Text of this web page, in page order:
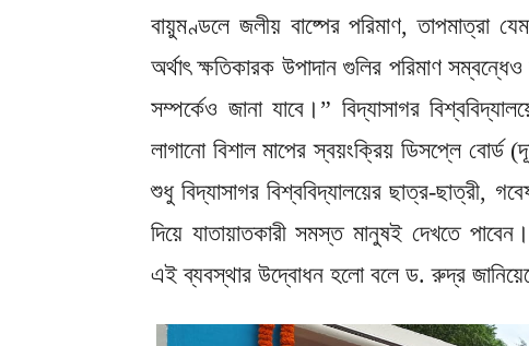
বায়ুমণ্ডলে জলীয় বাষ্পের পরিমাণ, তাপমাত্রা
অর্থাৎ ক্ষতিকারক উপাদান গুলির পরিমাণ
সম্পর্কেও জানা যাবে।” বিদ্যাসাগর
লাগানো বিশাল মাপের স্বয়ংক্রিয় ডিসপ্লে
শুধু বিদ্যাসাগর বিশ্ববিদ্যালয়ের ছাত্র-ছাত্রী,
দিয়ে যাতায়াতকারী সমস্ত মানুষই দেখতে
এই ব্যবস্থার উদ্বোধন হলো বলে ড. রুদ্র